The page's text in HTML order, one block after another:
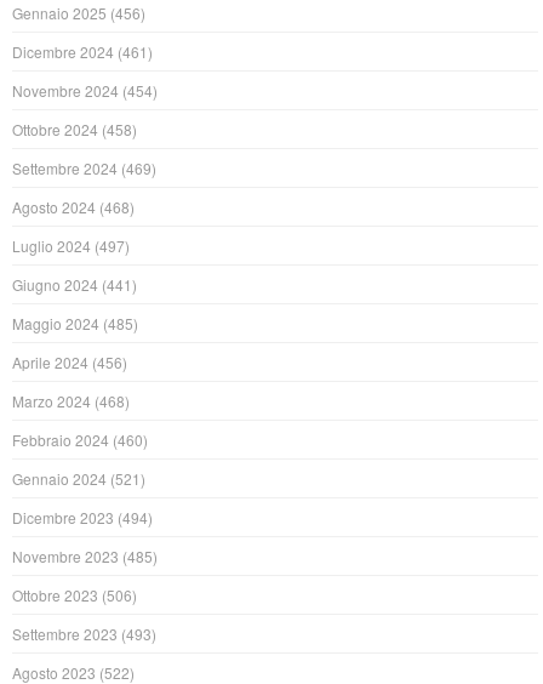
Gennaio 2025 (456)
Dicembre 2024 (461)
Novembre 2024 (454)
Ottobre 2024 (458)
Settembre 2024 (469)
Agosto 2024 (468)
Luglio 2024 (497)
Giugno 2024 (441)
Maggio 2024 (485)
Aprile 2024 (456)
Marzo 2024 (468)
Febbraio 2024 (460)
Gennaio 2024 (521)
Dicembre 2023 (494)
Novembre 2023 (485)
Ottobre 2023 (506)
Settembre 2023 (493)
Agosto 2023 (522)